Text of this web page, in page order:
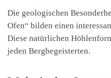
Die geologischen
Ofen“ bilden einen
Diese natürlichen
jeden Bergbegeisterten.